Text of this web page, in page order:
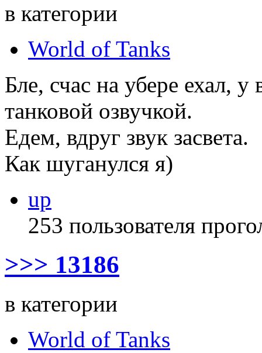
в категории
World of Tanks
Бле, счас на убере ехал, у
танковой озвучкой.
Едем, вдруг звук засвета.
Как шуганулся я)
up
253 пользователя
>>> 13186
в категории
World of Tanks